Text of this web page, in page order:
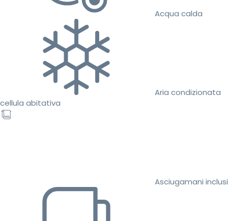
Acqua calda
Aria condizionata
cellula abitativa
Asciugamani inclusi